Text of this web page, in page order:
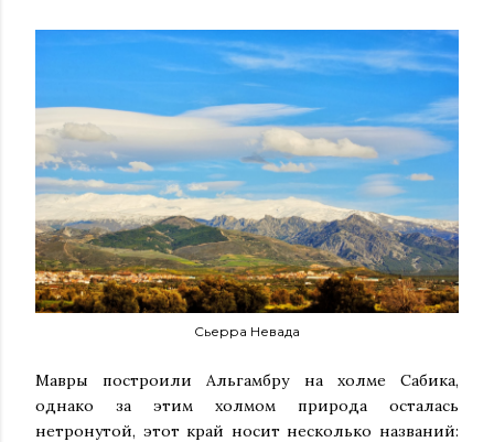
Сьерра Невада
Мавры построили Альгамбру на холме Сабика,
однако за этим холмом природа осталась
нетронутой, этот край носит несколько названий: